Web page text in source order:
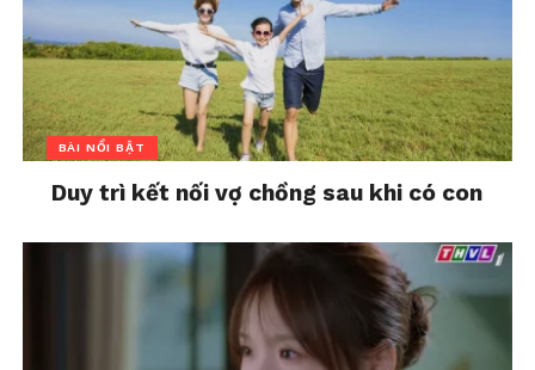
Tuổi 40: đảm bảo an toàn tài chính
Ở độ tuổi này, bạn đã có những người phụ thuộc như
con cái, cha mẹ già. Vì thế, các chuyên gia cho biết,
bạn nên đăng ký bảo hiểm có kỳ hạn nếu bạn chưa
có.
Nhu cầu bảo hiểm nhân thọ của bạn có thể thay đổi
nhất các biện pháp bảo vệ cơ bản cho gia đình mình
và tên người thụ hưởng sẽ được cập nhật hàng năm
cho các hợp đồng bảo hiểm này.
BÀI NỔI BẬT
Duy trì kết nối vợ chồng sau khi có con